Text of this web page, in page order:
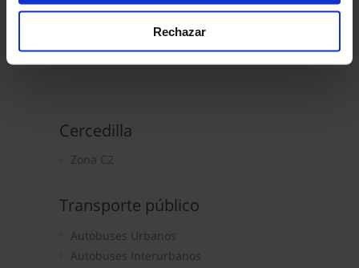
Si lo permite, también quisiéramos:
Obtenga más información sobre cómo se procesan sus
sección de datos
de cookies.
La publicidad digital personalizada, basada en la
información recogida mediante cookies o tecnologías
Rechazar
Los Molinos - Cercedilla - Valdesquí
Cercedilla
Zona C2
Transporte público
Autobuses Urbanos
Autobuses Interurbanos